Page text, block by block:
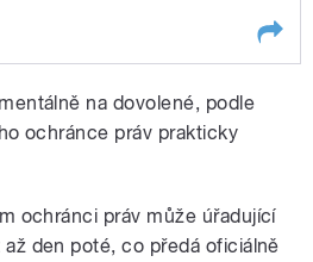
k 20.
ve funkci.
na dovolené, podle
ochránce práv prakticky
ochránci práv může úřadující
den poté, co předá oficiálně